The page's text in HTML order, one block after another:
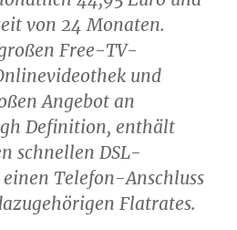
von 24 Monaten.
Free-TV-
und
Angebot an
Definition, enthält
schnellen DSL-
einen Telefon-Anschluss
Flatrates.